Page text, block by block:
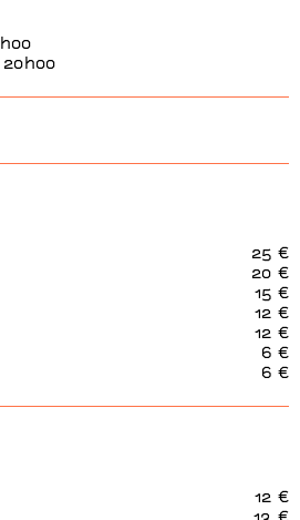
25 €
20 €
15 €
12 €
12 €
6 €
6 €
12 €